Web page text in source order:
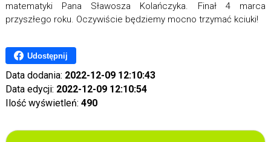
matematyki Pana Sławosza Kolańczyka. Finał 4 marca
przyszłego roku. Oczywiście będziemy mocno trzymać kciuki!
Udostępnij
Data dodania: 2022-12-09 12:10:43
Data edycji: 2022-12-09 12:10:54
Ilość wyświetleń: 490